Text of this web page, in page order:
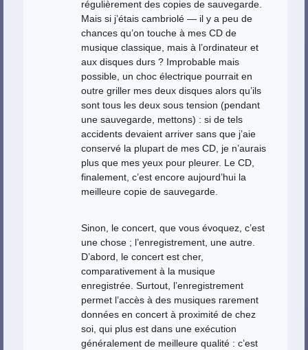
régulièrement des copies de sauvegarde.
Mais si j’étais cambriolé — il y a peu de
chances qu’on touche à mes CD de
musique classique, mais à l’ordinateur et
aux disques durs ? Improbable mais
possible, un choc électrique pourrait en
outre griller mes deux disques alors qu’ils
sont tous les deux sous tension (pendant
une sauvegarde, mettons) : si de tels
accidents devaient arriver sans que j’aie
conservé la plupart de mes CD, je n’aurais
plus que mes yeux pour pleurer. Le CD,
finalement, c’est encore aujourd’hui la
meilleure copie de sauvegarde.
Sinon, le concert, que vous évoquez, c’est
une chose ; l’enregistrement, une autre.
D’abord, le concert est cher,
comparativement à la musique
enregistrée. Surtout, l’enregistrement
permet l’accès à des musiques rarement
données en concert à proximité de chez
soi, qui plus est dans une exécution
généralement de meilleure qualité : c’est